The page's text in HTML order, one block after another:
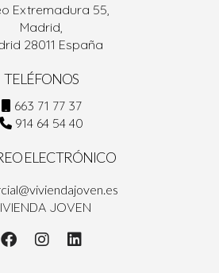
Extremadura 55,
Madrid,
28011 España
TELÉFONOS
663 71 77 37
914 64 54 40
ELECTRÓNICO
JOVEN